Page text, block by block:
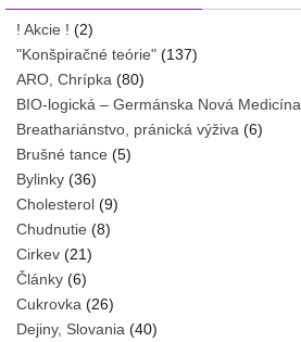
! Akcie ! (2)
"Konšpiračné teórie" (137)
ARO, Chrípka (80)
BIO-logická – Germánska Nová Medicína
Breathariánstvo, pránická výživa (6)
Brušné tance (5)
Bylinky (36)
Cholesterol (9)
Chudnutie (8)
Cirkev (21)
Články (6)
Cukrovka (26)
Dejiny, Slovania (40)